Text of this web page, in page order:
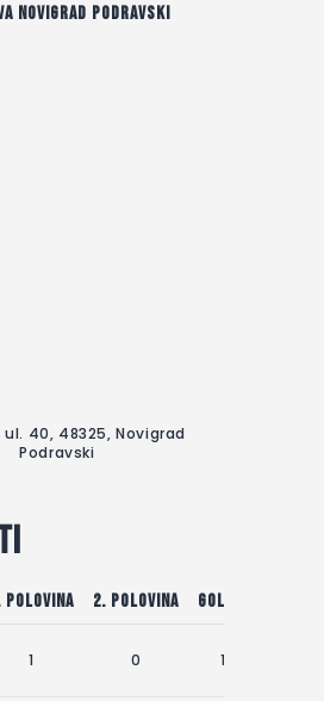
Novigrad Podravski
40, 48325, Novigrad
Podravski
polovina 2. polovina Golovi
1 0 1